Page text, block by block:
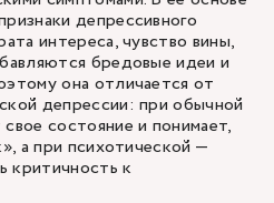
депрессивного
интереса, чувство вины,
бредовые идеи и
она отличается от
депрессии: при обычной
состояние и понимает,
а при психотической —
критичность к